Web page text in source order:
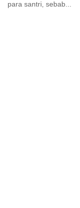
para santri, sebab...